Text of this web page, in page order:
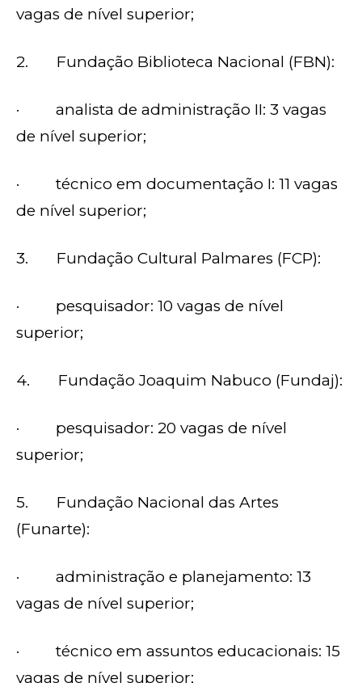
vagas de nível superior;
2. Fundação Biblioteca Nacional (FBN):
· analista de administração II: 3 vagas
de nível superior;
· técnico em documentação I: 11 vagas
de nível superior;
3. Fundação Cultural Palmares (FCP):
· pesquisador: 10 vagas de nível
superior;
4. Fundação Joaquim Nabuco (Fundaj):
· pesquisador: 20 vagas de nível
superior;
5. Fundação Nacional das Artes
(Funarte):
· administração e planejamento: 13
vagas de nível superior;
· técnico em assuntos educacionais: 15
vagas de nível superior;